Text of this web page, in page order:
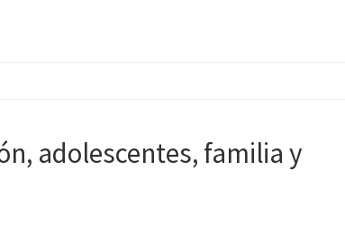
adolescentes, familia y